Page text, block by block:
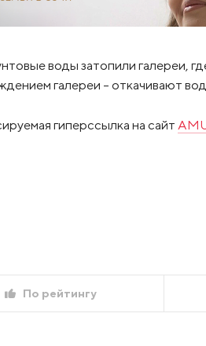
воды затопили галереи,
галереи – откачивают
гиперссылка на сайт
По рейтингу